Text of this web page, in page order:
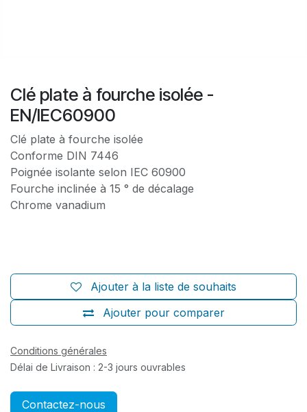
Clé plate à fourche isolée -
EN/IEC60900
Clé plate à fourche isolée
Conforme DIN 7446
Poignée isolante selon IEC 60900
Fourche inclinée à 15 ° de décalage
Chrome vanadium
Ajouter pour comparer
Ajouter à la liste de souhaits
Conditions générales
Délai de Livraison : 2-3 jours ouvrables
Contactez-nous